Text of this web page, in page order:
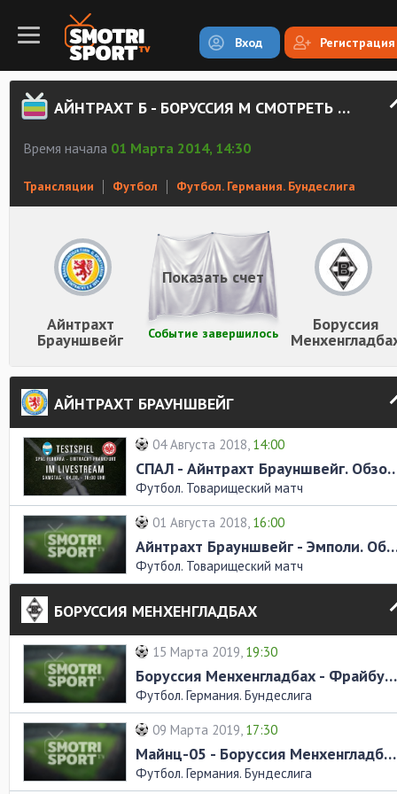
Вход Регистрация
АЙНТРАХТ Б - БОРУССИЯ М СМОТРЕТЬ ОНЛАЙН
Время начала 01 Марта 2014, 14:30
Трансляции Футбол Футбол. Германия. Бундеслига
Айнтрахт
Брауншвейг
Боруссия
Событие завершилось
Показать счет
АЙНТРАХТ БРАУНШВЕЙГ
04 Августа 2018, 14:00
СПАЛ - Айнтрахт
Футбол. Товарищеский матч
01 Августа 2018, 16:00
Айнтрахт Брауншвейг -
Футбол. Товарищеский матч
БОРУССИЯ МЕНХЕНГЛАДБАХ
15 Марта 2019, 19:30
Боруссия Менхенгладбах - Фрайбург. Обзор матча
Футбол. Германия. Бундеслига
09 Марта 2019, 17:30
Майнц-05 - Боруссия Менхенгладбах. Обзор матча
Футбол. Германия. Бундеслига